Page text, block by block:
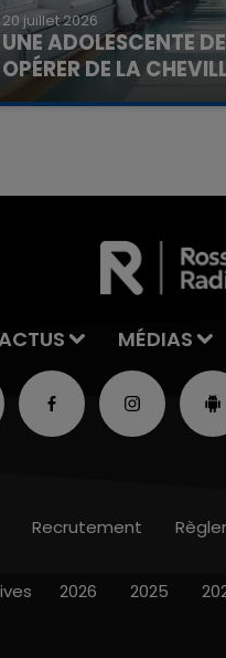
20 juillet 2026
UNE ADOLESCENTE
OPÉRER DE LA
La famille a porté plainte
MÉDIAS
Recrutement
2026 2025